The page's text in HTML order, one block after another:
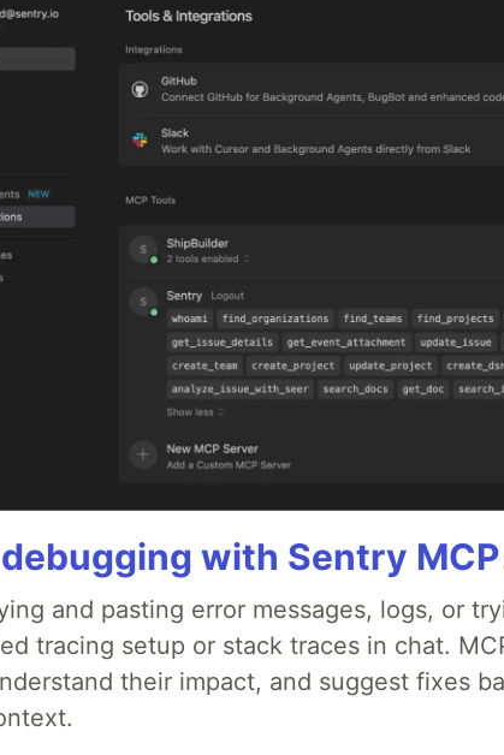
with Sentry
and pasting error messages, logs, or
tracing setup or stack traces in chat.
their impact, and suggest fixes